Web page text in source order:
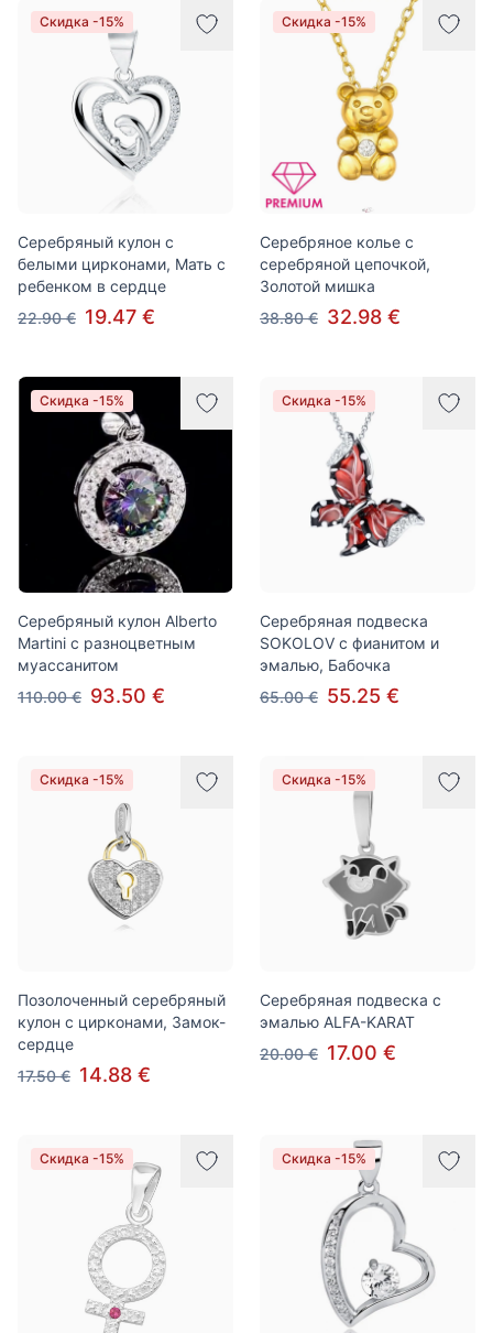
Скидка -15%
Серебряный кулон с
белыми цирконами, Мать с
ребенком в сердце
22.90 € 19.47 €
Скидка -15%
Серебряное колье с
серебряной цепочкой,
Золотой мишка
38.80 € 32.98 €
Скидка -15%
Серебряный кулон Alberto
Martini с разноцветным
муассанитом
110.00 € 93.50 €
Скидка -15%
Серебряная подвеска
SOKOLOV с фианитом и
эмалью, Бабочка
65.00 € 55.25 €
Скидка -15%
Позолоченный серебряный
кулон с цирконами, Замок-
сердце
17.50 € 14.88 €
Скидка -15%
Серебряная подвеска с
эмалью ALFA-KARAT
20.00 € 17.00 €
Скидка -15% Скидка -15%